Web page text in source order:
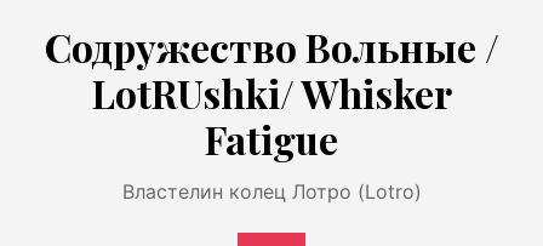
содержимому
Содружество Вольные /
LotRUshki/ Whisker
Fatigue
Властелин колец Лотро (Lotro)